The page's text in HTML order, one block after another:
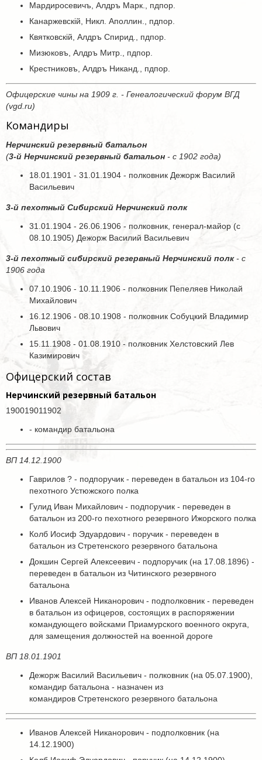
Мардиросевичъ, Алдръ Марк., пдпор.
Канаржевскій, Никл. Аполлин., пдпор.
Квятковскій, Алдръ Спирид., пдпор.
Мизюковъ, Алдръ Митр., пдпор.
Крестниковъ, Алдръ Никанд., пдпор.
Офицерские чины на 1909 г. - Генеалогический форум ВГД
(vgd.ru)
Командиры
Нерчинский резервный батальон
(3-й Нерчинский резервный батальон - с 1902 года)
18.01.1901 - 31.01.1904 - полковник Дежорж Василий
Васильевич
3-й пехотный Сибирский Нерчинский полк
31.01.1904 - 26.06.1906 - полковник, генерал-майор (с
08.10.1905) Дежорж Василий Васильевич
3-й пехотный сибирский резервный Нерчинский полк- с
1906 года
07.10.1906 - 10.11.1906 - полковник Пепеляев Николай
Михайлович
16.12.1906 - 08.10.1908 - полковник Собуцкий Владимир
Львович
15.11.1908 - 01.08.1910 - полковник Хелстовский Лев
Казимирович
Офицерский состав
Нерчинский резервный батальон
190019011902
- командир батальона
ВП 14.12.1900
Гаврилов ? - подпоручик - переведен в батальон из 104-го
пехотного Устюжского полка
Гулид Иван Михайлович - подпоручик - переведен в
батальон из 200-го пехотного резервного Ижорского полка
Колб Иосиф Эдуардович - поручик - переведен в
батальон из Стретенского резервного батальона
Докшин Сергей Алексеевич - подпоручик (на 17.08.1896) -
переведен в батальон из Читинского резервного
батальона
Иванов Алексей Никанорович - подполковник - переведен
в батальон из офицеров, состоящих в распоряжении
командующего войсками Приамурского военного округа,
для замещения должностей на военной дороге
ВП 18.01.1901
Дежорж Василий Васильевич - полковник (на 05.07.1900),
командир батальона - назначен из
командиров Стретенского резервного батальона
Иванов Алексей Никанорович - подполковник (на
14.12.1900)